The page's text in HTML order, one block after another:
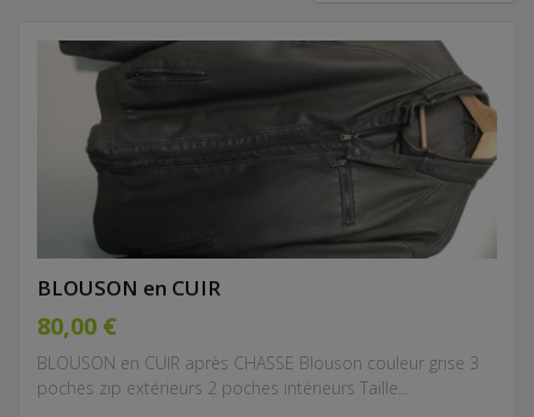
BLOUSON en CUIR
80,00 €
BLOUSON en CUIR après CHASSE Blouson couleur grise 3
poches zip extérieurs 2 poches intérieurs Taille...